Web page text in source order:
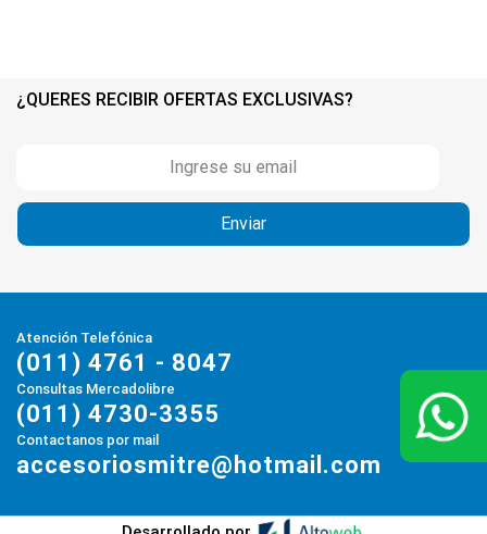
¿QUERES RECIBIR OFERTAS EXCLUSIVAS?
Atención Telefónica
(011) 4761 - 8047
Consultas Mercadolibre
(011) 4730-3355
Contactanos por mail
accesoriosmitre@hotmail.com